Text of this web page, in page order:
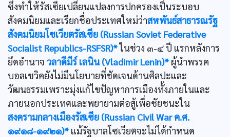
ซึ่งทำให้รัสเซียเปลี่ยนแปลงการปกครองเป็นระบอบ
สังคมนิยมและเรียกชื่อประเทศใหม่ว่าสหพันธ์สาธารณรัฐ
สังคมนิยมโซเวียตรัสเซีย (Russian Soviet Federative
Socialist Republics-RSFSR)*ในช่วง ๓-๔ ปี แรกหลังการ
ยึดอำนาจ วลาดีมีร์ เลนิน (Vladimir Lenin)* ผู้นำพรรค
บอลเชวิคยังไม่มีนโยบายที่ชัดเจนด้านศิลปะและ
วัฒนธรรมเพราะมุ่งแก้ไขปัญหาการเมืองทั้งภายในและ
ภายนอกประเทศและพยายามต่อสู้เพื่อชัยชนะใน
สงครามกลางเมืองรัสเซีย (Russian Civil War ค.ศ.
๑๙๑๘-๑๙๒๑)* แม้รัฐบาลโซเวียตจะไม่ได้กำหนด